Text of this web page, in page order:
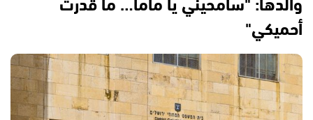
أحميكي"